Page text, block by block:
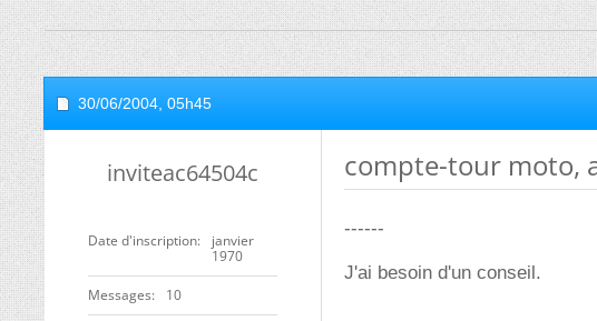
30/06/2004, 05h45
inviteac64504c
Date d'inscription
janvier
1970
Messages 10
compte-tour moto,
------
J'ai besoin d'un conseil.